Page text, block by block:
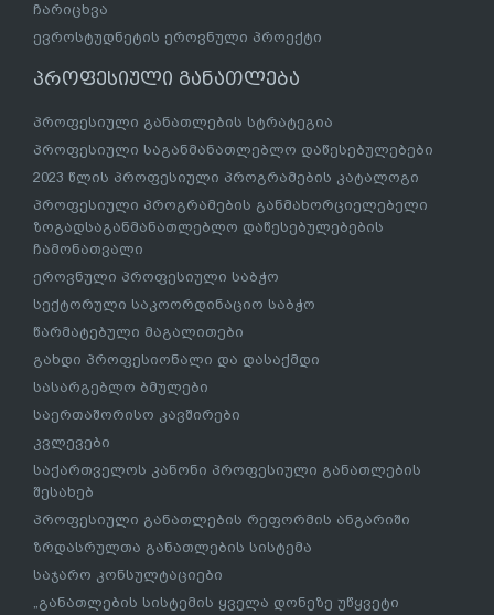
ჩარიცხვა
ევროსტუდნეტის ეროვნული პროექტი
პროფესიული განათლება
პროფესიული განათლების სტრატეგია
პროფესიული საგანმანათლებლო დაწესებულებები
2023 წლის პროფესიული პროგრამების კატალოგი
პროფესიული პროგრამების განმახორციელებელი
ზოგადსაგანმანათლებლო დაწესებულებების
ჩამონათვალი
ეროვნული პროფესიული საბჭო
სექტორული საკოორდინაციო საბჭო
წარმატებული მაგალითები
გახდი პროფესიონალი და დასაქმდი
სასარგებლო ბმულები
საერთაშორისო კავშირები
კვლევები
საქართველოს კანონი პროფესიული განათლების
შესახებ
პროფესიული განათლების რეფორმის ანგარიში
ზრდასრულთა განათლების სისტემა
საჯარო კონსულტაციები
„განათლების სისტემის ყველა დონეზე უწყვეტი